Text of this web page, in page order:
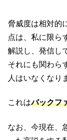
脅威度は相対的
点は、私に限ら
解説し、発信し
それにも関わら
人はいなくなり
これはバックフ
なお、今現在、